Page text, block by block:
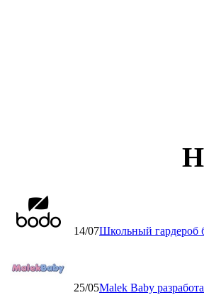
14/07Школьный гардероб
25/05Malek Baby